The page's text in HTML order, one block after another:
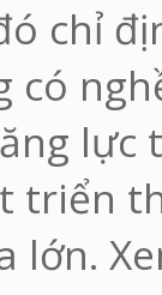
chỉ
có
lực
triển
lớn.